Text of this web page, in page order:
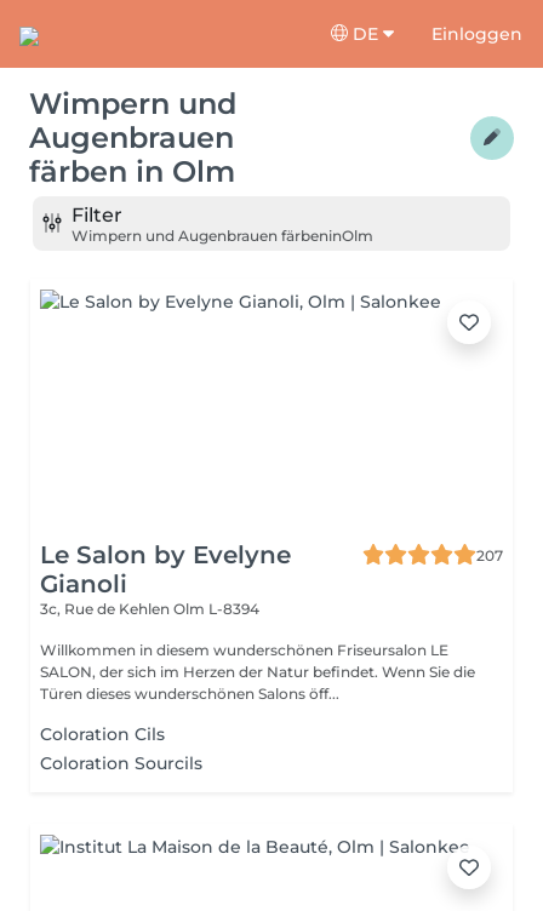
DE Einloggen
Wimpern und
Augenbrauen
färben in Olm
Filter
Wimpern und Augenbrauen färbeninOlm
Le Salon by Evelyne
Gianoli
207
3c, Rue de Kehlen Olm L-8394
Willkommen in diesem wunderschönen Friseursalon LE
SALON, der sich im Herzen der Natur befindet. Wenn Sie die
Türen dieses wunderschönen Salons öff...
Coloration Cils
Coloration Sourcils